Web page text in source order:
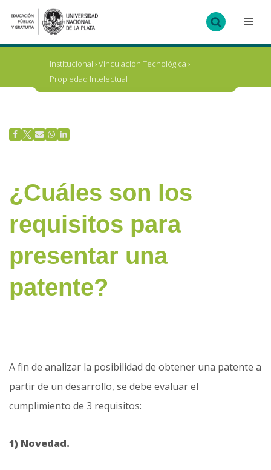
Ir
al
Institucional ›Vinculación Tecnológica ›
Propiedad Intelectual
¿Cuáles son los
requisitos para
presentar una
patente?
A fin de analizar la posibilidad de obtener una patente a
partir de un desarrollo, se debe evaluar el
cumplimiento de 3 requisitos:
1) Novedad.